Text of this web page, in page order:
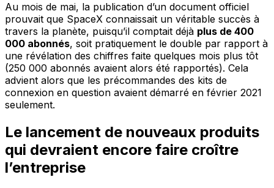
Au mois de mai, la publication d’un document officiel
prouvait que SpaceX connaissait un véritable succès à
travers la planète, puisqu’il comptait déjà plus de 400
000 abonnés, soit pratiquement le double par rapport à
une révélation des chiffres faite quelques mois plus tôt
(250 000 abonnés avaient alors été rapportés). Cela
advient alors que les précommandes des kits de
connexion en question avaient démarré en février 2021
seulement.
Le lancement de nouveaux produits
qui devraient encore faire croître
l’entreprise